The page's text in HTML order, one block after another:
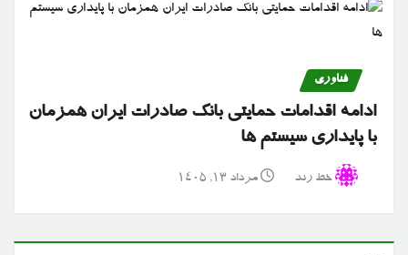
فناوری
ادامه اقدامات حمایتی بانک صادرات ایران همزمان
با پایداری سیستم ها
خط رند مرداد ۱۳, ۱۴۰۵